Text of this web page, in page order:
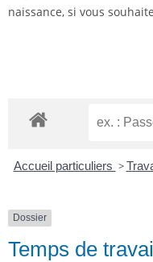
naissance, si vous
Accueil particuliers >
Dossier
Temps de